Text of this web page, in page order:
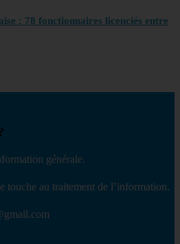
: 78 fonctionnaires licenciés entre
générale.
touche au traitement de l’information.